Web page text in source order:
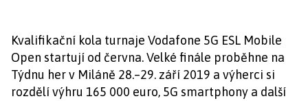
Kvalifikační kola turnaje Vodafone 5G ESL Mobile
Open startují od června. Velké finále proběhne na
Týdnu her v Miláně 28.–29. září 2019 a výherci si
rozdělí výhru 165 000 euro, 5G smartphony a další